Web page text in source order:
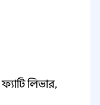
লিভার,